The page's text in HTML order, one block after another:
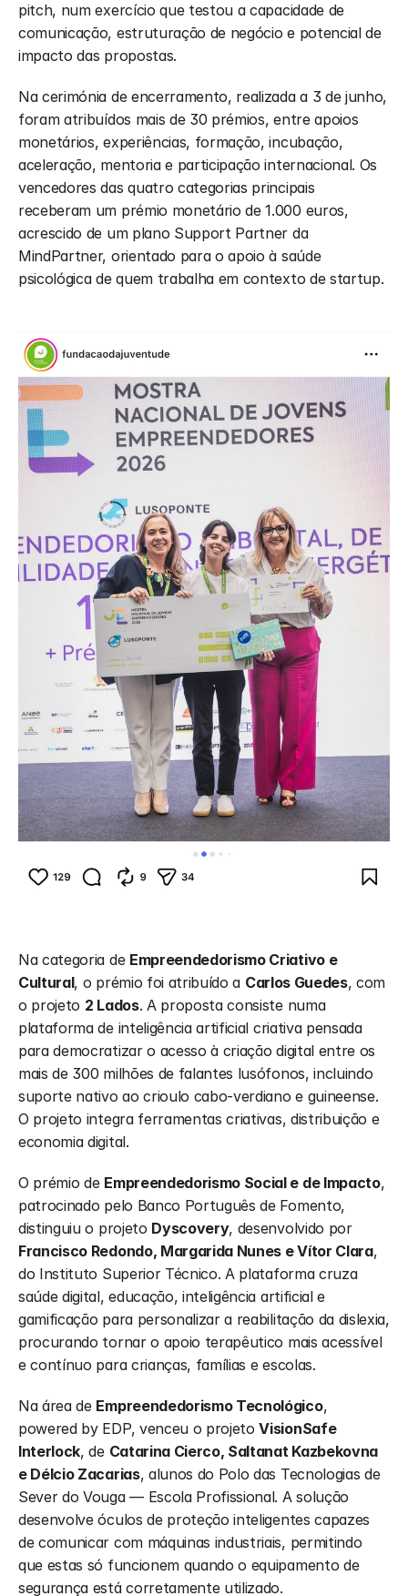
pitch, num exercício que testou a capacidade de
comunicação, estruturação de negócio e potencial de
impacto das propostas.
Na cerimónia de encerramento, realizada a 3 de junho,
foram atribuídos mais de 30 prémios, entre apoios
monetários, experiências, formação, incubação,
aceleração, mentoria e participação internacional. Os
vencedores das quatro categorias principais
receberam um prémio monetário de 1.000 euros,
acrescido de um plano Support Partner da
MindPartner, orientado para o apoio à saúde
psicológica de quem trabalha em contexto de startup.
Na categoria de Empreendedorismo Criativo e
Cultural, o prémio foi atribuído a Carlos Guedes, com
o projeto 2 Lados. A proposta consiste numa
plataforma de inteligência artificial criativa pensada
para democratizar o acesso à criação digital entre os
mais de 300 milhões de falantes lusófonos, incluindo
suporte nativo ao crioulo cabo-verdiano e guineense.
O projeto integra ferramentas criativas, distribuição e
economia digital.
O prémio de Empreendedorismo Social e de Impacto,
patrocinado pelo Banco Português de Fomento,
distinguiu o projeto Dyscovery
, desenvolvido por
Francisco Redondo, Margarida Nunes e Vítor Clara,
do Instituto Superior Técnico. A plataforma cruza
saúde digital, educação, inteligência artificial e
gamificação para personalizar a reabilitação da dislexia,
procurando tornar o apoio terapêutico mais acessível
e contínuo para crianças, famílias e escolas.
Na área de Empreendedorismo Tecnológico,
powered by EDP, venceu o projeto VisionSafe
Interlock, de Catarina Cierco, Saltanat Kazbekovna
e Délcio Zacarias, alunos do Polo das Tecnologias de
Sever do Vouga — Escola Profissional. A solução
desenvolve óculos de proteção inteligentes capazes
de comunicar com máquinas industriais, permitindo
que estas só funcionem quando o equipamento de
segurança está corretamente utilizado.